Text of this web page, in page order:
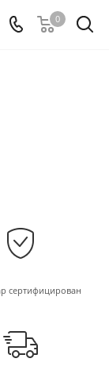
0
сертифицирован